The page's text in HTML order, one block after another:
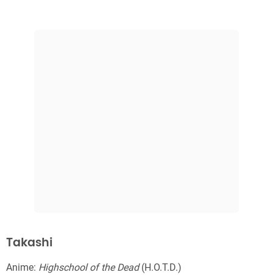
Takashi
Anime: Highschool of the Dead(H.O.T.D.)